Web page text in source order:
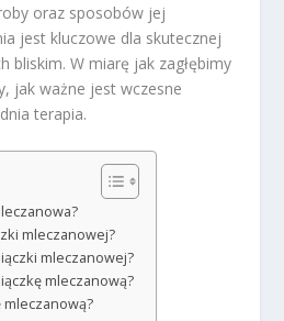
oraz sposobów jej
jest kluczowe dla skutecznej
bliskim. W miarę jak zagłębimy
jak ważne jest wczesne
terapia.
mleczanowej?
mleczanowej?
mleczanową?
mleczanową?